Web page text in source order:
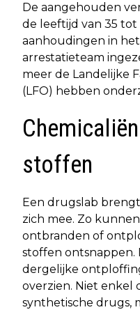
De aangehouden
de leeftijd van 35 tot
aanhoudingen in
arrestatieteam
meer de Landelijke
(LFO) hebben
stoffen
Een drugslab
zich mee. Zo
ontbranden of
stoffen ontsnappen.
dergelijke
overzien. Niet enkel
synthetische drugs,